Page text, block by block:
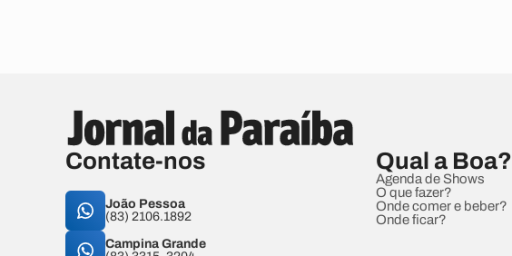
Contate-nos
João Pessoa
(83) 2106.1892
Campina Grande
Qual a Boa?
Agenda de Shows
O que fazer?
Onde comer e beber?
Onde ficar?